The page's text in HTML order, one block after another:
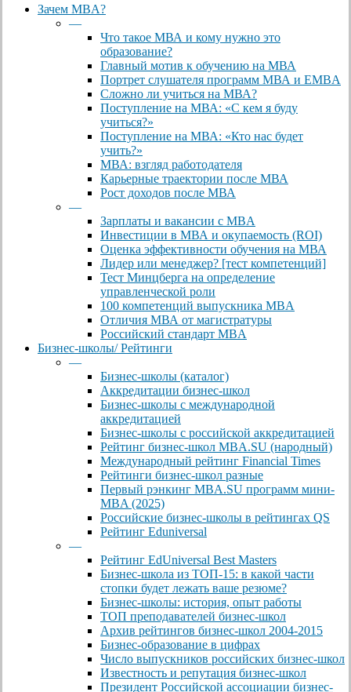
Close
Зачем MBA?
—
Что такое МВА и кому нужно это
образование?
Главный мотив к обучению на МВА
Портрет слушателя программ МВА и EMBA
Сложно ли учиться на МВА?
Поступление на МВА: «С кем я буду
учиться?»
Поступление на МВА: «Кто нас будет
учить?»
МВА: взгляд работодателя
Карьерные траектории после МВА
Рост доходов после МВА
—
Зарплаты и вакансии с MBA
Инвестиции в МВА и окупаемость (ROI)
Оценка эффективности обучения на МВА
Лидер или менеджер? [тест компетенций]
Тест Минцберга на определение
управленческой роли
100 компетенций выпускника MBA
Отличия МВА от магистратуры
Российский стандарт MBA
Бизнес-школы/ Рейтинги
—
Бизнес-школы (каталог)
Аккредитации бизнес-школ
Бизнес-школы с международной
аккредитацией
Бизнес-школы с российской аккредитацией
Рейтинг бизнес-школ MBA.SU (народный)
Международный рейтинг Financial Times
Рейтинги бизнес-школ разные
Первый рэнкинг MBA.SU программ мини-
MBA (2025)
Российские бизнес-школы в рейтингах QS
Рейтинг Eduniversal
—
Рейтинг EdUniversal Best Masters
Бизнес-школа из ТОП-15: в какой части
стопки будет лежать ваше резюме?
Бизнес-школы: история, опыт работы
ТОП преподавателей бизнес-школ
Архив рейтингов бизнес-школ 2004-2015
Бизнес-образование в цифрах
Число выпускников российских бизнес-школ
Известность и репутация бизнес-школ
Президент Российской ассоциации бизнес-